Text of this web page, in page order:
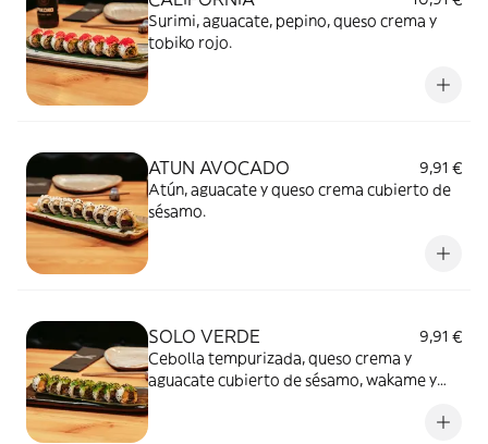
Surimi, aguacate, pepino, queso crema y
tobiko rojo.
ATUN AVOCADO
9,91 €
Atún, aguacate y queso crema cubierto de
sésamo.
SOLO VERDE
9,91 €
Cebolla tempurizada, queso crema y
aguacate cubierto de sésamo, wakame y